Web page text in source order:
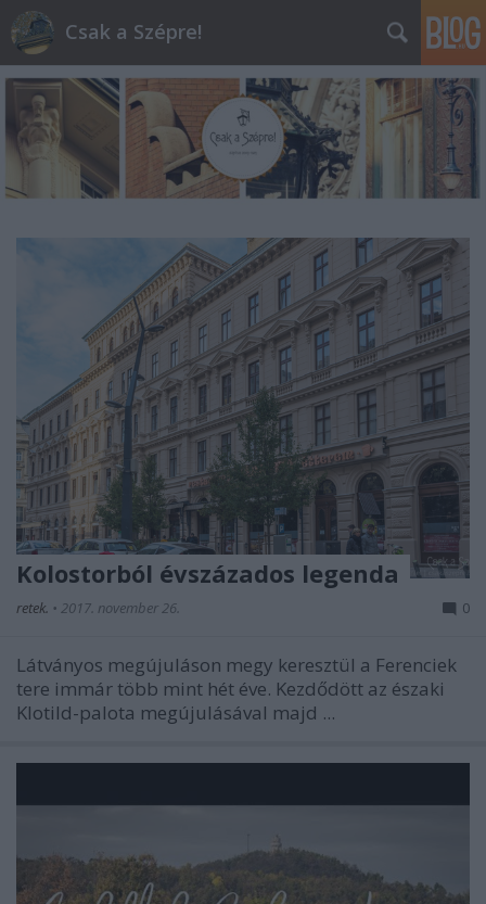
Csak a Szépre!
Kolostorból évszázados legenda
retek. • 2017. november 26. 0
Látványos megújuláson megy keresztül a Ferenciek
tere immár több mint hét éve. Kezdődött az északi
Klotild-palota megújulásával majd ...